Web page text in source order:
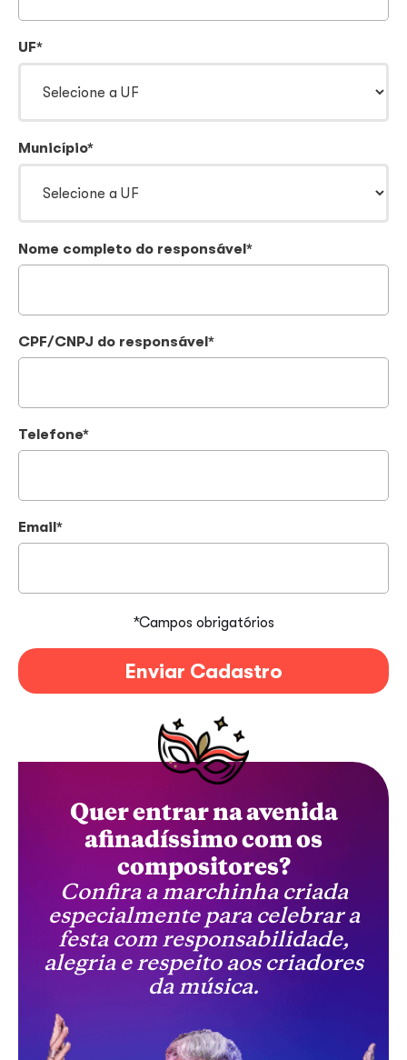
UF*
Município*
Nome completo do responsável*
CPF/CNPJ do responsável*
Telefone*
Email*
*Campos obrigatórios
Enviar Cadastro
Quer entrar na avenida
afinadíssimo com os
compositores?
Confira a marchinha criada
especialmente para celebrar a
festa com responsabilidade,
alegria e respeito aos criadores
da música.